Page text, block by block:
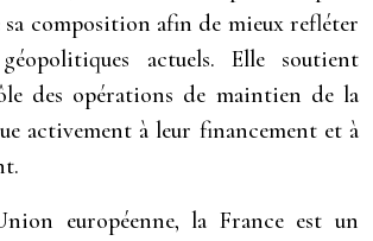
composition afin de mieux refléter
actuels. Elle soutient
des opérations de maintien de la
activement à leur financement et à
européenne, la France est un